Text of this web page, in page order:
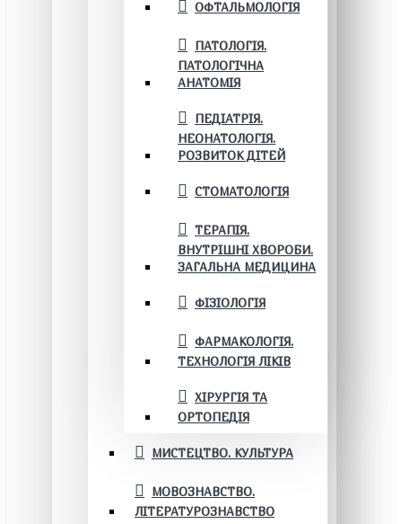
ОФТАЛЬМОЛОГІЯ
ПАТОЛОГІЯ.
ПАТОЛОГІЧНА
АНАТОМІЯ
ПЕДІАТРІЯ.
НЕОНАТОЛОГІЯ.
РОЗВИТОК ДІТЕЙ
СТОМАТОЛОГІЯ
ТЕРАПІЯ.
ВНУТРІШНІ ХВОРОБИ.
ЗАГАЛЬНА МЕДИЦИНА
ФІЗІОЛОГІЯ
ФАРМАКОЛОГІЯ.
ТЕХНОЛОГІЯ ЛІКІВ
ХІРУРГІЯ ТА
ОРТОПЕДІЯ
МИСТЕЦТВО. КУЛЬТУРА
МОВОЗНАВСТВО.
ЛІТЕРАТУРОЗНАВСТВО